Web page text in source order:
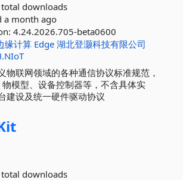
downloads
a month ago
4.24.2026.705-beta0600
缘计算 Edge 湖北登灏科技有限公司
物联网领域的各种通信协议标准规范，
模型、设备控制器等，不含具体实
建设及统一硬件驱动协议
downloads